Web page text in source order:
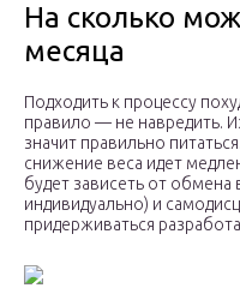
На сколько
месяца
Подходить к процессу
правило — не навредить.
значит правильно
снижение веса идет
будет зависеть от обмена
индивидуально) и
придерживаться